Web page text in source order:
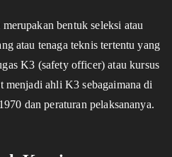
bentuk seleksi atau
atau tenaga teknis tertentu yang
K3 (safety officer) atau kursus
ahli K3 sebagaimana di
dan peraturan pelaksananya.